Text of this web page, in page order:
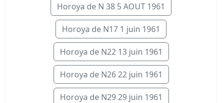
Horoya de N 38 5 AOUT 1961
Horoya de N17 1 juin 1961
Horoya de N22 13 juin 1961
Horoya de N26 22 juin 1961
Horoya de N29 29 juin 1961